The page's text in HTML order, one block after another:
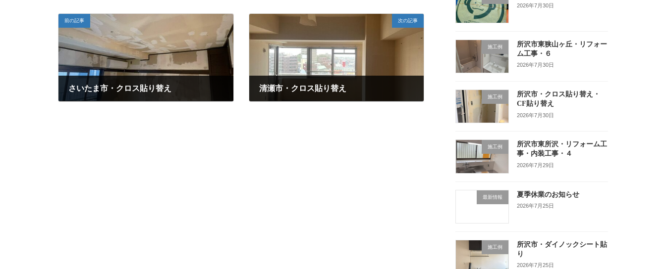
前の記事
さいたま市・クロス貼り替え
次の記事
清瀬市・クロス貼り替え
2026年7月30日
施工例
所沢市東狭山ヶ丘・リフォー
ム工事・６
2026年7月30日
施工例
所沢市・クロス貼り替え・
CF貼り替え
2026年7月30日
施工例
所沢市東所沢・リフォーム工
事・内装工事・４
2026年7月29日
最新情報 夏季休業のお知らせ
2026年7月25日
施工例
所沢市・ダイノックシート貼
り
2026年7月25日